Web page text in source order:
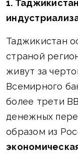
1.
Таджикистан
страной
живут за
Всемирного
более трети
денежных
образом из